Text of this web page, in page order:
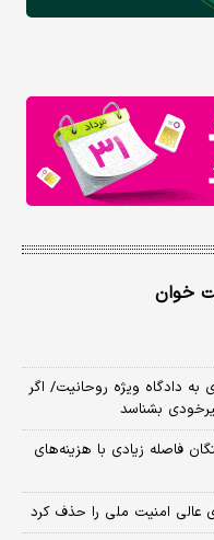
خوان
به دادگاه ویژه روحانیت/ اگر
بشناسد
فاصله زیادی با هزینه‌های
عالی امنیت ملی را حذف کرد